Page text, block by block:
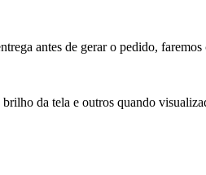
antes de gerar o pedido,
da tela e outros quando